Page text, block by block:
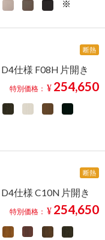
断熱
仕様 F08H 片開き
特別価格： ¥ 254,650
断熱
仕様 C10N 片開き
特別価格： ¥ 254,650